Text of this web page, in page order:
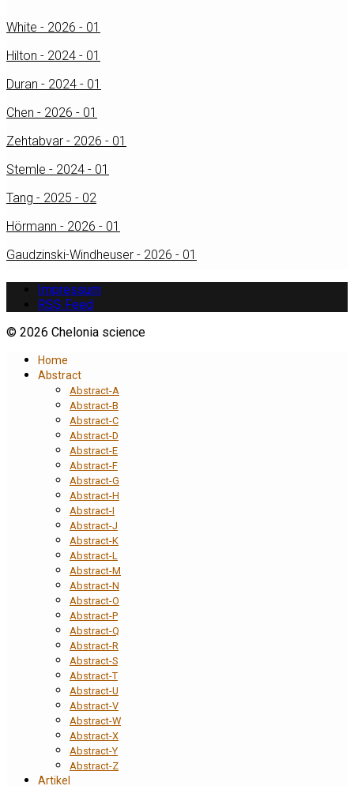
White - 2026 - 01
Hilton - 2024 - 01
Duran - 2024 - 01
Chen - 2026 - 01
Zehtabvar - 2026 - 01
Stemle - 2024 - 01
Tang - 2025 - 02
Hörmann - 2026 - 01
Gaudzinski-Windheuser - 2026 - 01
Impressum
RSS Feed
© 2026 Chelonia science
Home
Abstract
Abstract-A
Abstract-B
Abstract-C
Abstract-D
Abstract-E
Abstract-F
Abstract-G
Abstract-H
Abstract-I
Abstract-J
Abstract-K
Abstract-L
Abstract-M
Abstract-N
Abstract-O
Abstract-P
Abstract-Q
Abstract-R
Abstract-S
Abstract-T
Abstract-U
Abstract-V
Abstract-W
Abstract-X
Abstract-Y
Abstract-Z
Artikel